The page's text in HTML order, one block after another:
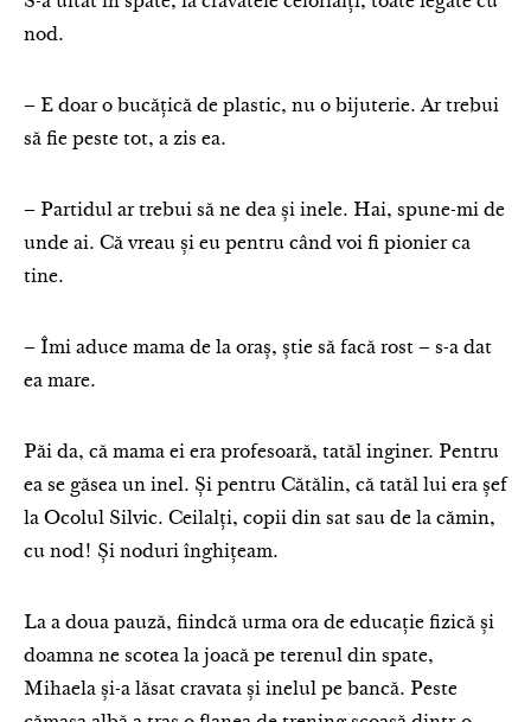
nod.
– E doar o bucățică de plastic, nu o bijuterie. Ar trebui
să fie peste tot, a zis ea.
– Partidul ar trebui să ne dea și inele. Hai, spune-mi de
unde ai. Că vreau și eu pentru când voi fi pionier ca
tine.
– Îmi aduce mama de la oraș, știe să facă rost – s-a dat
ea mare.
Păi da, că mama ei era profesoară, tatăl inginer. Pentru
ea se găsea un inel. Și pentru Cătălin, că tatăl lui era șef
la Ocolul Silvic. Ceilalți, copii din sat sau de la cămin,
cu nod! Și noduri înghițeam.
La a doua pauză, fiindcă urma ora de educație fizică și
doamna ne scotea la joacă pe terenul din spate,
Mihaela și-a lăsat cravata și inelul pe bancă. Peste